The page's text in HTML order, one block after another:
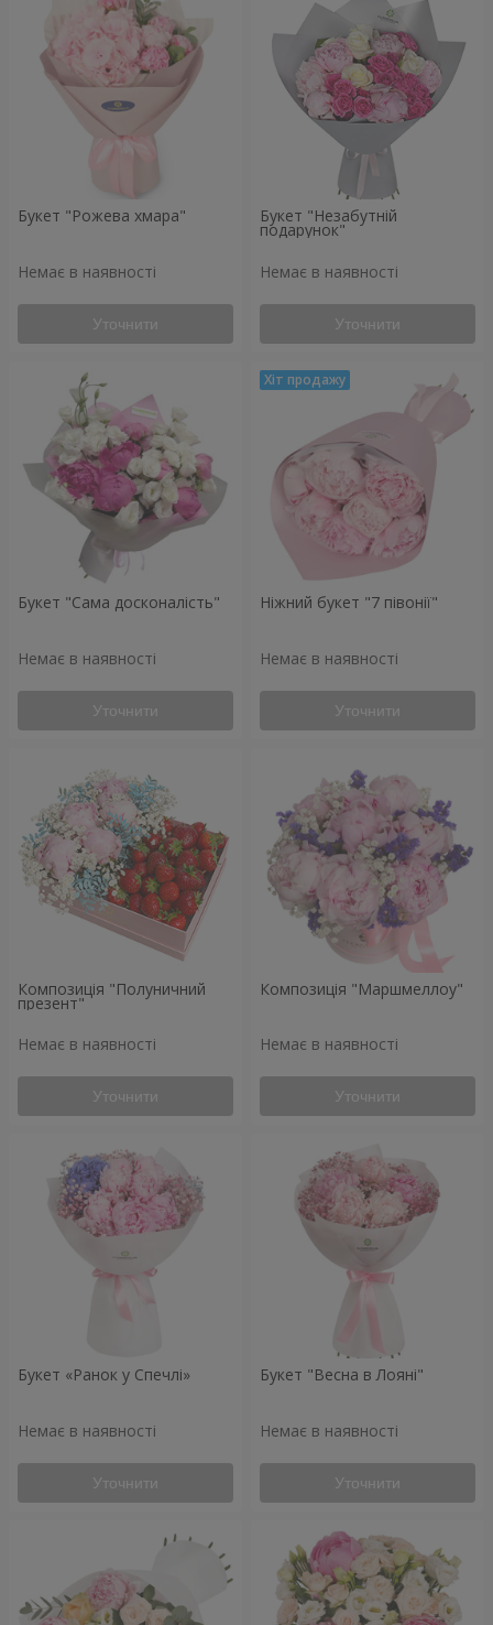
Букет "Рожева хмара"
Немає в наявності
Уточнити
Букет "Незабутній
подарунок"
Немає в наявності
Уточнити
Букет "Сама досконалість"
Немає в наявності
Уточнити
Ніжний букет "7 півонії"
Немає в наявності
Уточнити
Композиція "Полуничний
презент"
Немає в наявності
Уточнити
Композиція "Маршмеллоу"
Немає в наявності
Уточнити
Букет «Ранок у Спечлі»
Немає в наявності
Уточнити
Букет "Весна в Лояні"
Немає в наявності
Уточнити